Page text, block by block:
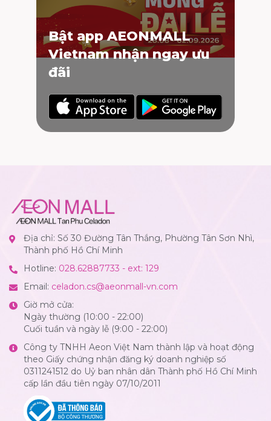
Bật app AEONMALL
Vietnam nhận ngay ưu
đãi
Địa chỉ: Số 30 Đường Tân Thắng, Phường Tân Sơn Nhì,
Thành phố Hồ Chí Minh
Hotline: 028.62887733 - ext: 129
Email: celadon.cs@aeonmall-vn.com
Giờ mở cửa:
Ngày thường (10:00 - 22:00)
Cuối tuần và ngày lễ (9:00 - 22:00)
Công ty TNHH Aeon Việt Nam thành lập và hoạt động
theo Giấy chứng nhận đăng ký doanh nghiệp số
0311241512 do Uỷ ban nhân dân Thành phố Hồ Chí Minh
cấp lần đầu tiên ngày 07/10/2011